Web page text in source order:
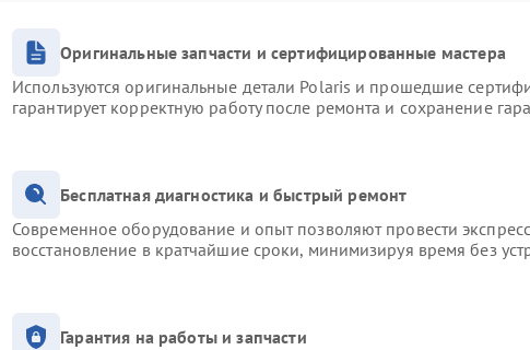
Оригинальные запчасти и сертифицированные мастера
Используются оригинальные детали Polaris и прошедшие
гарантирует корректную работу после ремонта и сохранение
Бесплатная диагностика и быстрый ремонт
Современное оборудование и опыт позволяют провести
восстановление в кратчайшие сроки, минимизируя время без
Гарантия на работы и запчасти